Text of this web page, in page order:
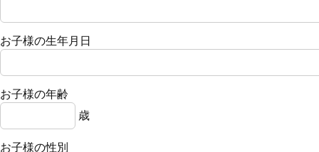
お子様の生年月日
お子様の年齢
歳
お子様の性別